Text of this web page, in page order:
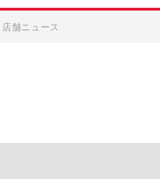
店舗ニュース